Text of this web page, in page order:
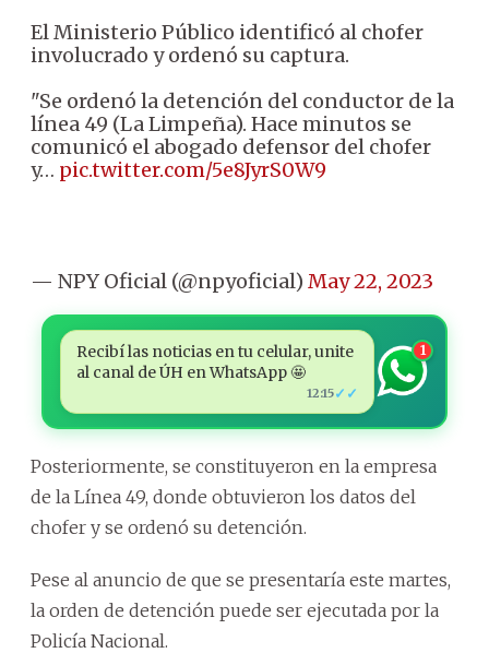
El Ministerio Público identificó al chofer
involucrado y ordenó su captura.
"Se ordenó la detención del conductor de la
línea 49 (La Limpeña). Hace minutos se
comunicó el abogado defensor del chofer
y… pic.twitter.com/5e8JyrS0W9
— NPY Oficial (@npyoficial) May 22, 2023
Recibí las noticias en tu celular, unite
al canal de ÚH en WhatsApp 🤩
12:15✓✓
1
Posteriormente, se constituyeron en la empresa
de la Línea 49, donde obtuvieron los datos del
chofer y se ordenó su detención.
Pese al anuncio de que se presentaría este martes,
la orden de detención puede ser ejecutada por la
Policía Nacional.